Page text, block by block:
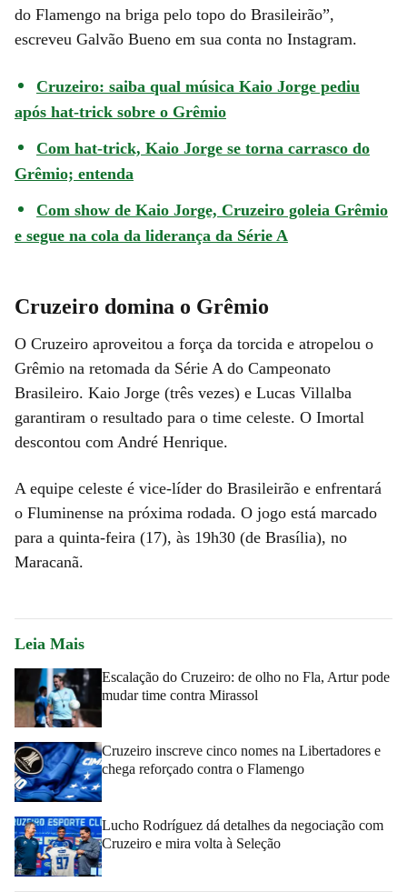
do Flamengo na briga pelo topo do Brasileirão”,
escreveu Galvão Bueno em sua conta no Instagram.
Cruzeiro: saiba qual música Kaio Jorge pediu
após hat-trick sobre o Grêmio
Com hat-trick, Kaio Jorge se torna carrasco do
Grêmio; entenda
Com show de Kaio Jorge, Cruzeiro goleia Grêmio
e segue na cola da liderança da Série A
Cruzeiro domina o Grêmio
O Cruzeiro aproveitou a força da torcida e atropelou o
Grêmio na retomada da Série A do Campeonato
Brasileiro. Kaio Jorge (três vezes) e Lucas Villalba
garantiram o resultado para o time celeste. O Imortal
descontou com André Henrique.
A equipe celeste é vice-líder do Brasileirão e enfrentará
o Fluminense na próxima rodada. O jogo está marcado
para a quinta-feira (17), às 19h30 (de Brasília), no
Maracanã.
Leia Mais
Escalação do Cruzeiro: de olho no Fla, Artur pode
mudar time contra Mirassol
Cruzeiro inscreve cinco nomes na Libertadores e
chega reforçado contra o Flamengo
Lucho Rodríguez dá detalhes da negociação com
Cruzeiro e mira volta à Seleção